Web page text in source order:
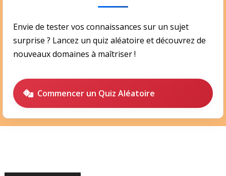
Envie de tester vos connaissances sur un sujet
surprise ? Lancez un quiz aléatoire et découvrez de
nouveaux domaines à maîtriser !
Commencer un Quiz Aléatoire